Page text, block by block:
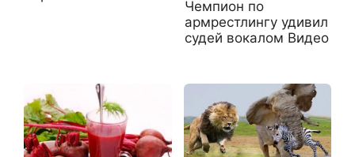
Чемпион по
армрестлингу удивил
судей вокалом Видео